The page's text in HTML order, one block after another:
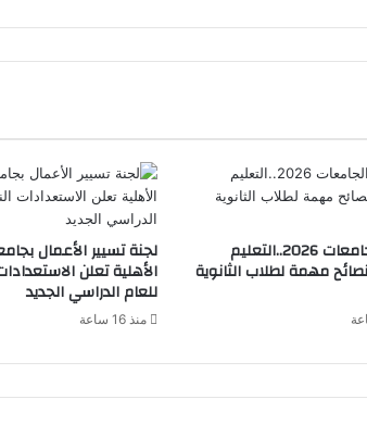
تنسيق الجامعات 2026..التعليم
9 نصائح مهمة لطلاب الثانوية
لجنة تسيير الأعمال
الأهلية تعلن
للعام الدراسي الجديد
منذ 16 ساعة